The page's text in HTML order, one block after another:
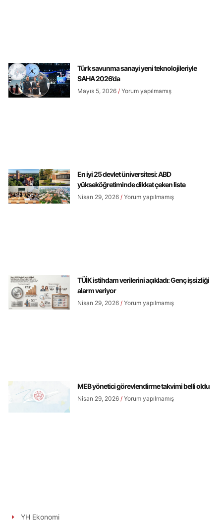
Türk savunma sanayi yeni teknolojileriyle
SAHA 2026’da
Mayıs 5, 2026 Yorum yapılmamış
En iyi 25 devlet üniversitesi: ABD
yükseköğretiminde dikkat çeken liste
Nisan 29, 2026 Yorum yapılmamış
TÜİK istihdam verilerini açıkladı: Genç işsizliği
alarm veriyor
Nisan 29, 2026 Yorum yapılmamış
MEB yönetici görevlendirme takvimi belli oldu
Nisan 29, 2026 Yorum yapılmamış
YH Ekonomi